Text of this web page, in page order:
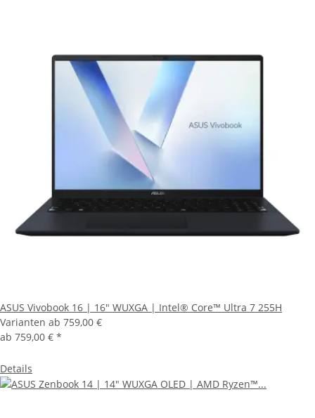
ASUS Vivobook 16 | 16" WUXGA | Intel® Core™ Ultra 7 255H
Varianten ab 759,00 €
ab 759,00 € *
Details